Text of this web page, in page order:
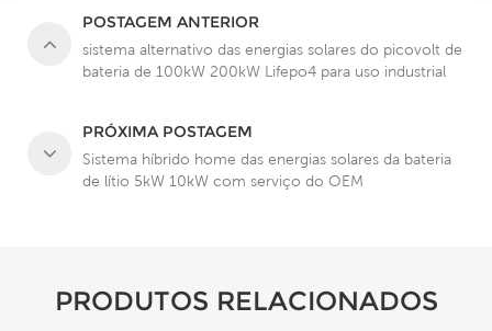
POSTAGEM ANTERIOR
sistema alternativo das energias solares do picovolt de
bateria de 100kW 200kW Lifepo4 para uso industrial
PRÓXIMA POSTAGEM
Sistema híbrido home das energias solares da bateria
de lítio 5kW 10kW com serviço do OEM
PRODUTOS RELACIONADOS